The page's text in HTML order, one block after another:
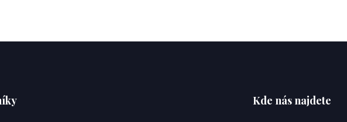
Kde nás najdete